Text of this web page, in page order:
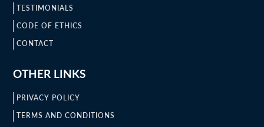
TESTIMONIALS
CODE OF ETHICS
CONTACT
OTHER LINKS
PRIVACY POLICY
TERMS AND CONDITIONS